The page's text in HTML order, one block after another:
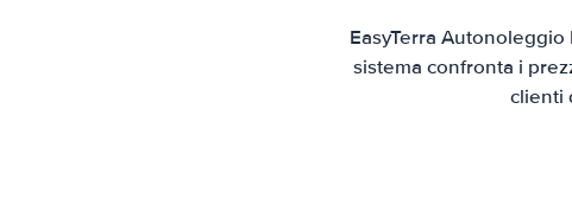
EasyTerra
sistema confronta i
clienti